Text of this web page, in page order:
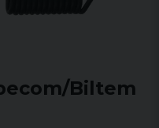
Biltem